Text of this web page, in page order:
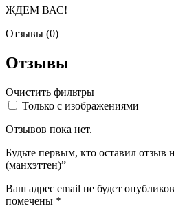
ЖДЕМ ВАС!
Отзывы (0)
Отзывы
Очистить фильтры
Только с изображениями
Отзывов пока нет.
Будьте первым, кто оставил отзыв
(манхэттен)”
Ваш адрес email не будет
помечены *